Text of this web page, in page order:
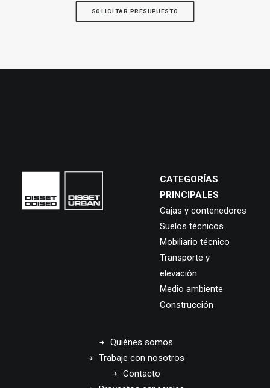
SOLICITAR PRESUPUESTO
CATEGORÍAS
PRINCIPALES
Cajas y contenedores
Suelos técnicos
Mobiliario técnico
Transporte y
elevación
Medio ambiente
Construcción
Quiénes somos
Trabaje con nosotros
Contacto